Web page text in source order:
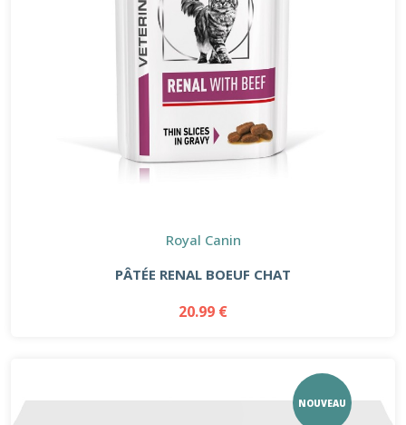
Royal Canin
PÂTÉE RENAL BOEUF CHAT
20.99 €
NOUVEAU